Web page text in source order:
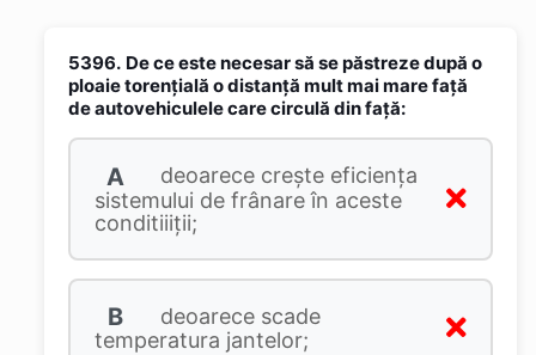
5396. De ce este necesar să se păstreze după o
ploaie torenţială o distanţă mult mai mare faţă
de autovehiculele care circulă din faţă:
A
deoarece crește eficiența
sistemului de frânare în aceste
conditiiiții;
B
deoarece scade
temperatura jantelor;